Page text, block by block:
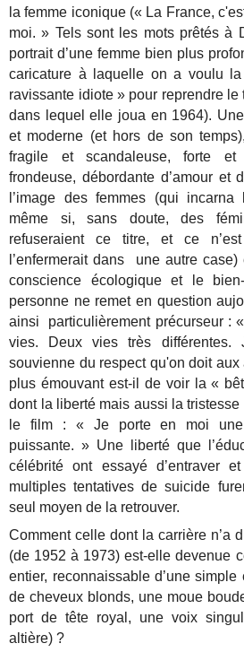
la femme iconique (« La France,
moi. » Tels sont les mots prêtés à
portrait d’une femme bien plus
caricature à laquelle on a voulu la
ravissante idiote » pour reprendre
dans lequel elle joua en 1964).
et moderne (et hors de son
fragile et scandaleuse, forte
frondeuse, débordante d’amour et
l’image des femmes (qui
même si, sans doute, des
refuseraient ce titre, et ce
l’enfermerait dans une autre
conscience écologique et le
personne ne remet en question
ainsi particulièrement précurseur :
vies. Deux vies très différentes.
souvienne du respect qu'on doit
plus émouvant est-il de voir la «
dont la liberté mais aussi la
le film : « Je porte en moi une
puissante. » Une liberté que
célébrité ont essayé d’entraver
multiples tentatives de suicide
seul moyen de la retrouver.
Comment celle dont la carrière n’a
(de 1952 à 1973) est-elle devenue
entier, reconnaissable d’une
de cheveux blonds, une moue
port de tête royal, une voix
altière) ?